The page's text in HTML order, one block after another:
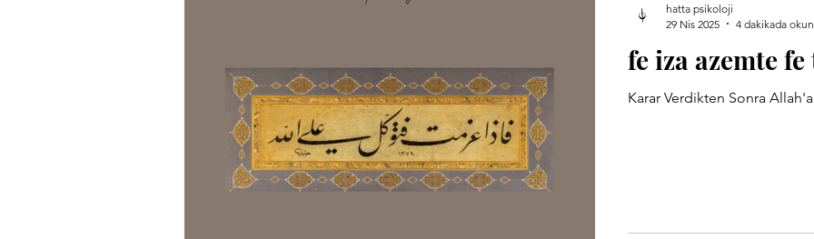
fe iza azemte
Karar Verdikten Sonra
hatta psikoloji
29 Nis 2025
4 dakikada